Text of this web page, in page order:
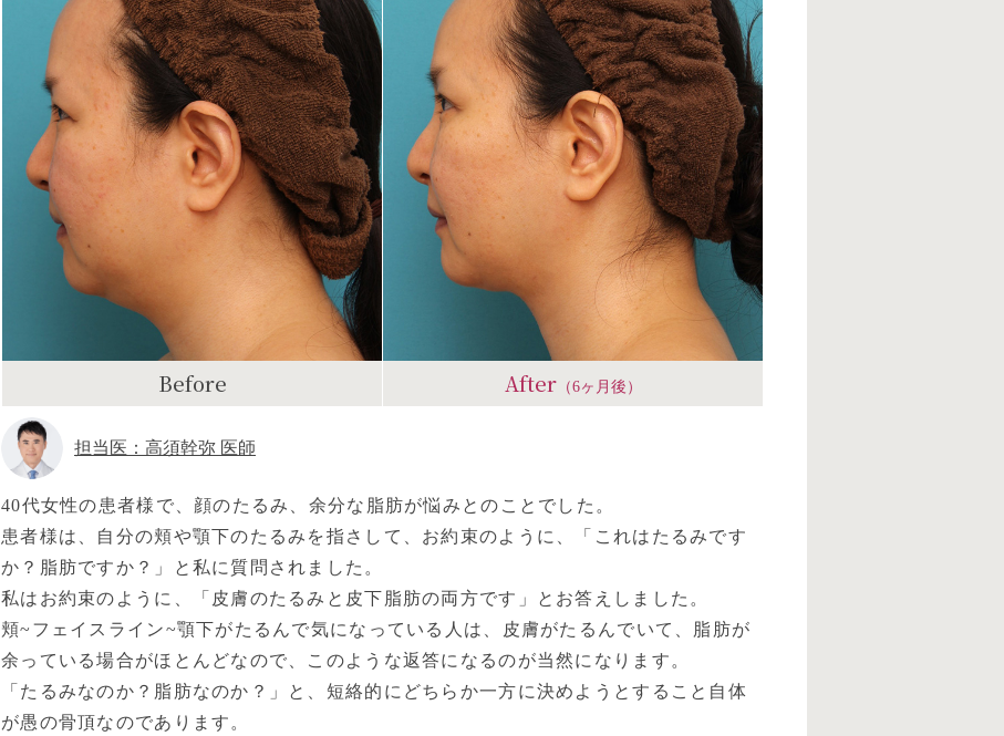
Before After（6ヶ月後）
担当医：高須幹弥 医師
40代女性の患者様で、顔のたるみ、余分な脂肪が悩みとのことでした。
患者様は、自分の頬や顎下のたるみを指さして、お約束のように、「これはたるみです
か？脂肪ですか？」と私に質問されました。
私はお約束のように、「皮膚のたるみと皮下脂肪の両方です」とお答えしました。
頬~フェイスライン~顎下がたるんで気になっている人は、皮膚がたるんでいて、脂肪が
余っている場合がほとんどなので、このような返答になるのが当然になります。
「たるみなのか？脂肪なのか？」と、短絡的にどちらか一方に決めようとすること自体
が愚の骨頂なのであります。